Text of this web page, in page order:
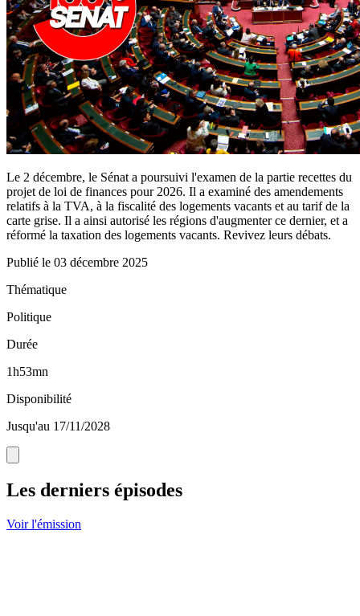
Le 2 décembre, le Sénat a poursuivi l'examen de la partie recettes du
projet de loi de finances pour 2026. Il a examiné des amendements
relatifs à la TVA, à la fiscalité des logements vacants et au tarif de la
carte grise. Il a ainsi autorisé les régions d'augmenter ce dernier, et a
réformé la taxation des logements vacants. Revivez leurs débats.
Publié le 03 décembre 2025
Thématique
Politique
Durée
1h53mn
Disponibilité
Jusqu'au 17/11/2028
Les derniers épisodes
Voir l'émission